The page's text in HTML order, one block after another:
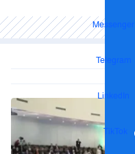
Messenger
Telegram
LinkedIn
TikTok